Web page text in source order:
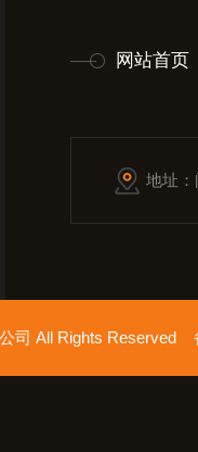
网站首页
地址
司 All Rights Reserved